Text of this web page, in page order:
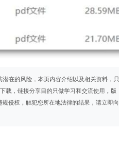
在的风险，本页内容介绍以及相关资料，只
载，链接分享目的只做学习和交流使用，版
侵权，触犯您所在地法律的结果，请立即向